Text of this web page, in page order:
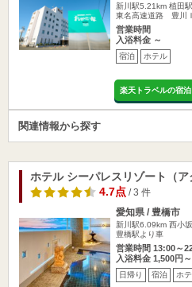
新川駅5.21km 植田
東名高速道路 豊川
営業時間
入浴料金 ～
宿泊 ホテル
楽天トラベルの宿
関連情報から探す
ホテル シーパレスリゾート（ア
4.7点/ 3 件
愛知県 / 豊橋市
新川駅6.09km 西小
豊橋駅より車
営業時間 13:00～
入浴料金 1,500円～
日帰り 宿泊 ホ